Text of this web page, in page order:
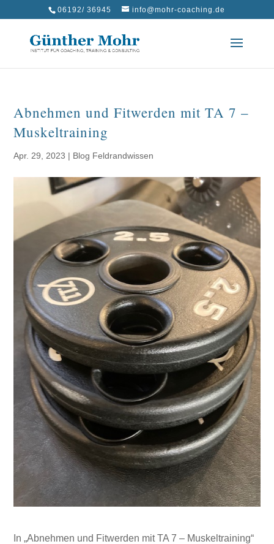
06192/ 36945 info@mohr-coaching.de
Abnehmen und Fitwerden mit TA 7 –
Muskeltraining
Apr. 29, 2023 | Blog Feldrandwissen
In „Abnehmen und Fitwerden mit TA 7 – Muskeltraining“